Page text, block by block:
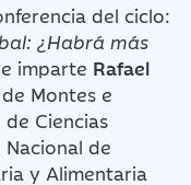
del ciclo:
¿Habrá más
imparte Rafael
Montes e
Ciencias
de
y Alimentaria